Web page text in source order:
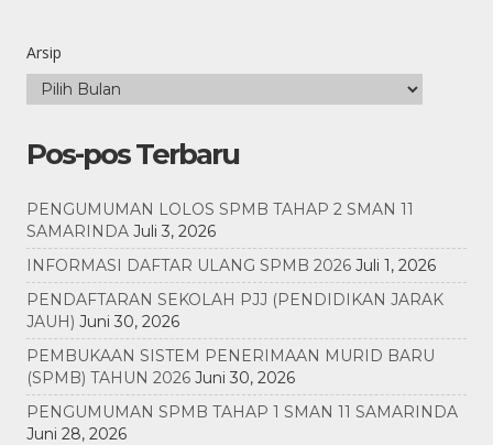
Arsip
Pos-pos Terbaru
PENGUMUMAN LOLOS SPMB TAHAP 2 SMAN 11
SAMARINDA Juli 3, 2026
INFORMASI DAFTAR ULANG SPMB 2026 Juli 1, 2026
PENDAFTARAN SEKOLAH PJJ (PENDIDIKAN JARAK
JAUH) Juni 30, 2026
PEMBUKAAN SISTEM PENERIMAAN MURID BARU
(SPMB) TAHUN 2026 Juni 30, 2026
PENGUMUMAN SPMB TAHAP 1 SMAN 11 SAMARINDA
Juni 28, 2026